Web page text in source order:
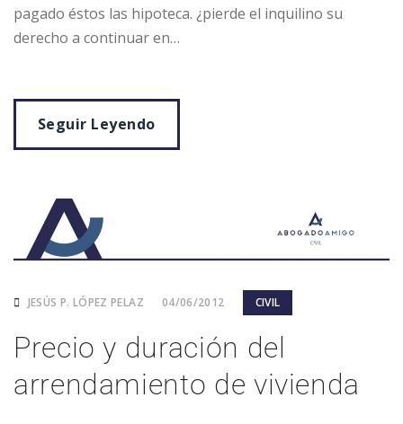
pagado éstos las hipoteca. ¿pierde el inquilino su
derecho a continuar en…
Seguir Leyendo
JESÚS P. LÓPEZ PELAZ 04/06/2012 CIVIL
Precio y duración del
arrendamiento de vivienda